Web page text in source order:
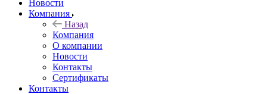
Новости
Компания
Назад
Компания
О компании
Новости
Контакты
Сертификаты
Контакты